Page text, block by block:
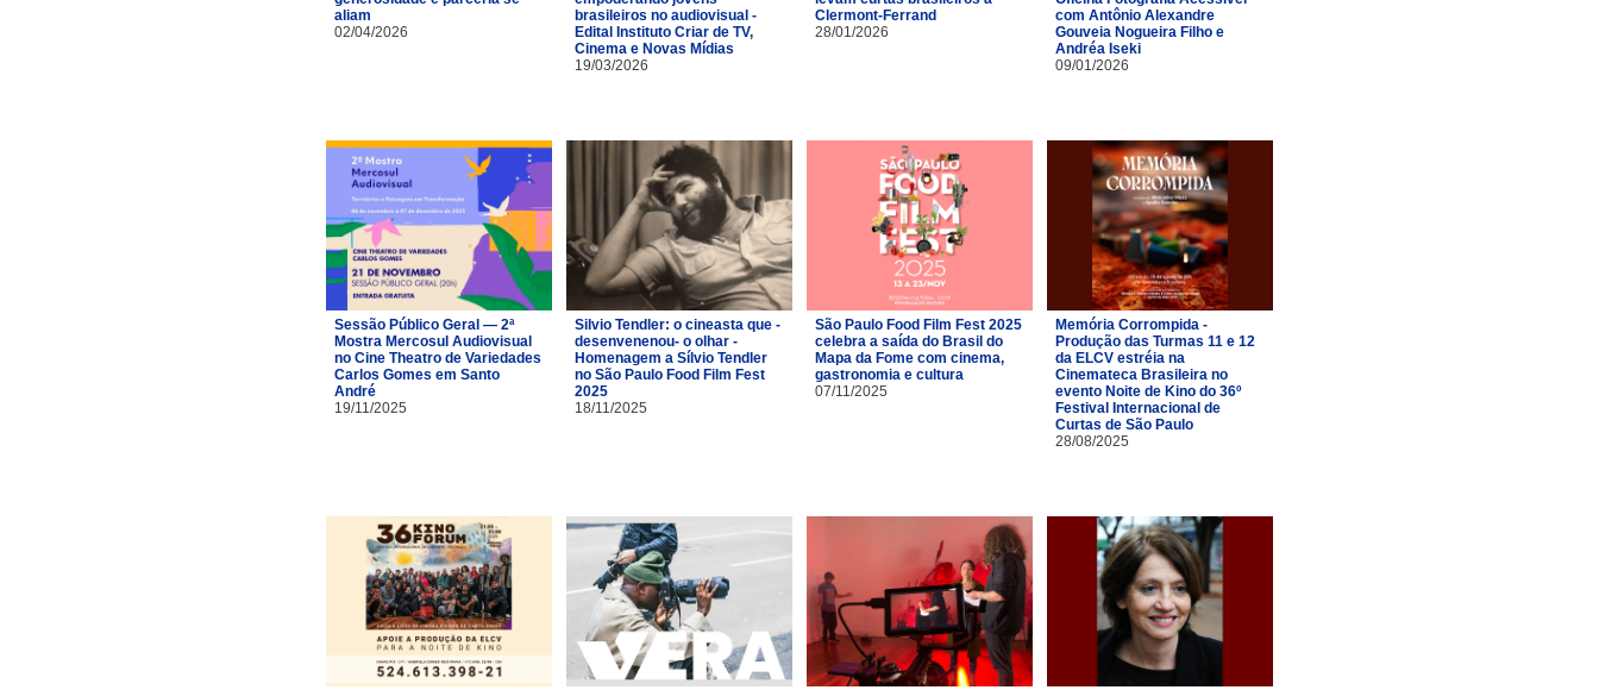
aliam
02/04/2026
brasileiros no audiovisual -
Edital Instituto Criar de TV,
Cinema e Novas Mídias
19/03/2026
Clermont-Ferrand
28/01/2026
com Antônio Alexandre
Gouveia Nogueira Filho e
Andréa Iseki
09/01/2026
Sessão Público Geral — 2ª
Mostra Mercosul Audiovisual
no Cine Theatro de Variedades
Carlos Gomes em Santo
André
19/11/2025
Silvio Tendler: o cineasta que -
desenvenenou- o olhar -
Homenagem a Sílvio Tendler
no São Paulo Food Film Fest
2025
18/11/2025
São Paulo Food Film Fest 2025
celebra a saída do Brasil do
Mapa da Fome com cinema,
gastronomia e cultura
07/11/2025
Memória Corrompida -
Produção das Turmas 11 e 12
da ELCV estréia na
Cinemateca Brasileira no
evento Noite de Kino do 36º
Festival Internacional de
Curtas de São Paulo
28/08/2025